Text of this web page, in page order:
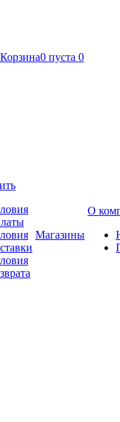
Корзина0 пуста 0
Магазины
О